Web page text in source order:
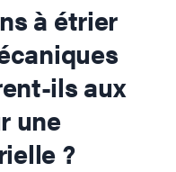
à étrier
ils aux
une
?